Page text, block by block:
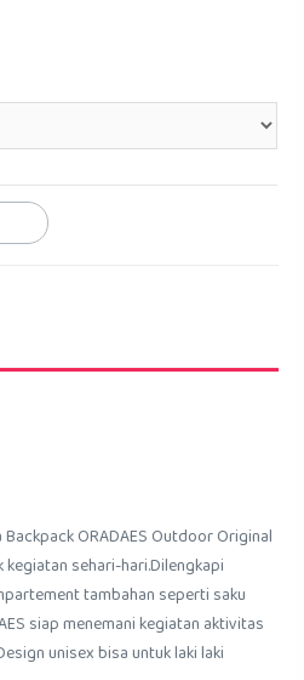
Backpack ORADAES Outdoor Original
sehari-hari.Dilengkapi
tambahan seperti saku
siap menemani kegiatan aktivitas
unisex bisa untuk laki laki